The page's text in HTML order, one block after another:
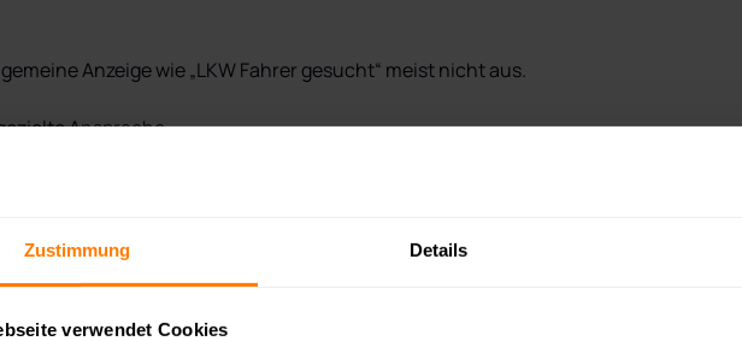
Zustimmung Details
verwendet Cookies
Anzeige wie „LKW Fahrer gesucht“ meist nicht aus.
Ansprache.